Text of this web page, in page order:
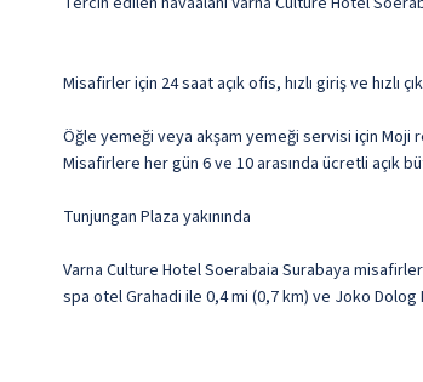
Misafirler için 24 saat açık ofis, hızlı giriş ve
Öğle yemeği veya akşam yemeği servisi için Moji
Misafirlere her gün 6 ve 10 arasında ücretli açık
Tunjungan Plaza yakınında
Varna Culture Hotel Soerabaia Surabaya
spa otel Grahadi ile 0,4 mi (0,7 km) ve Joko